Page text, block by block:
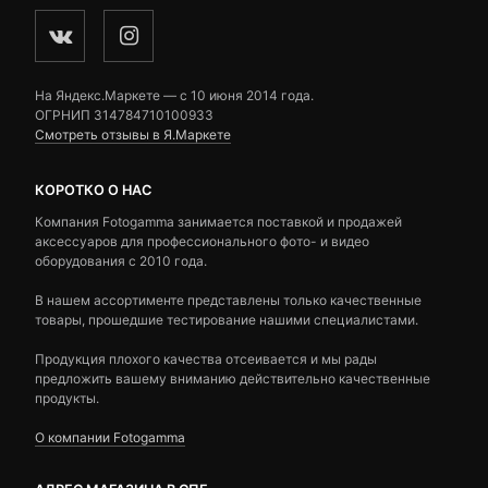
На Яндекс.Маркете — c 10 июня 2014 года.
ОГРНИП 314784710100933
Смотреть отзывы в Я.Маркете
КОРОТКО О НАС
Компания Fotogamma занимается поставкой и продажей
аксессуаров для профессионального фото- и видео
оборудования с 2010 года.
В нашем ассортименте представлены только качественные
товары, прошедшие тестирование нашими специалистами.
Продукция плохого качества отсеивается и мы рады
предложить вашему вниманию действительно качественные
продукты.
О компании Fotogamma